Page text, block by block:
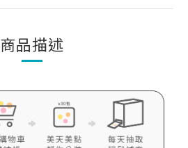
商品描述